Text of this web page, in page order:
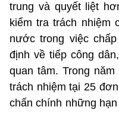
trung và quyết liệt
kiểm tra trách nhiệm
nước trong việc
định về tiếp công
quan tâm. Trong
trách nhiệm tại 25
chấn chính những